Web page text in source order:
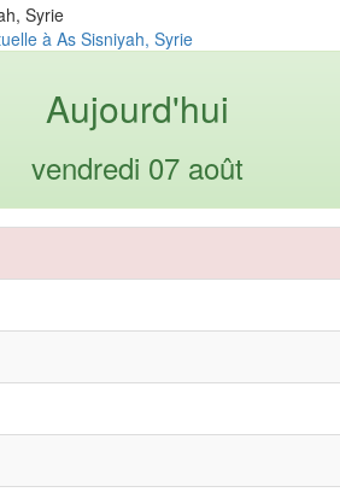
Syrie
à As Sisniyah, Syrie
Aujourd'hui
vendredi 07 août